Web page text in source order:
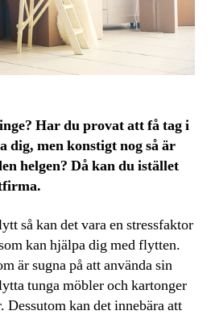
Har du provat att få tag i
dig, men konstigt nog så är
helgen? Då kan du istället
så kan det vara en stressfaktor
kan hjälpa dig med flytten.
är sugna på att använda sin
tunga möbler och kartonger
Dessutom kan det innebära att